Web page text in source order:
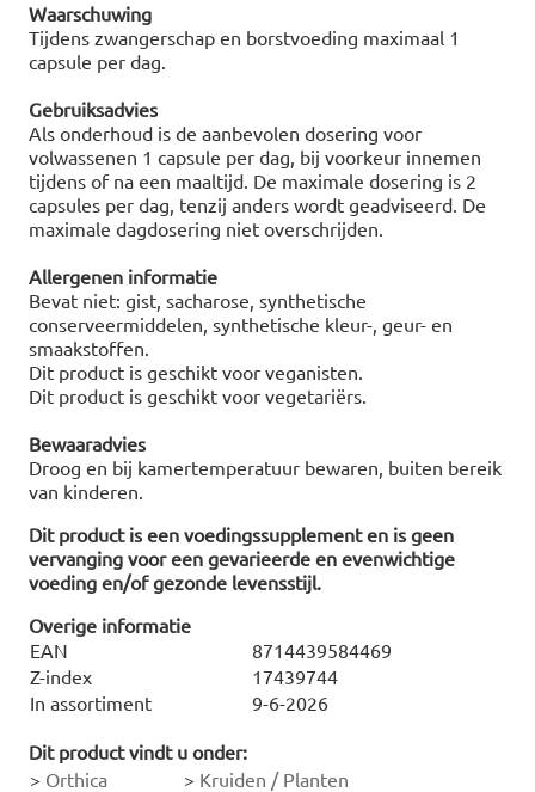
Waarschuwing
Tijdens zwangerschap en borstvoeding maximaal 1
capsule per dag.
Gebruiksadvies
Als onderhoud is de aanbevolen dosering voor
volwassenen 1 capsule per dag, bij voorkeur innemen
tijdens of na een maaltijd. De maximale dosering is 2
capsules per dag, tenzij anders wordt geadviseerd. De
maximale dagdosering niet overschrijden.
Allergenen informatie
Bevat niet: gist, sacharose, synthetische
conserveermiddelen, synthetische kleur-, geur- en
smaakstoffen.
Dit product is geschikt voor veganisten.
Dit product is geschikt voor vegetariërs.
Bewaaradvies
Droog en bij kamertemperatuur bewaren, buiten bereik
van kinderen.
Dit product is een voedingssupplement en is geen
vervanging voor een gevarieerde en evenwichtige
voeding en/of gezonde levensstijl.
Overige informatie
EAN
8714439584469
Z-index
17439744
In assortiment
9-6-2026
Dit product vindt u onder:
> Orthica > Kruiden / Planten